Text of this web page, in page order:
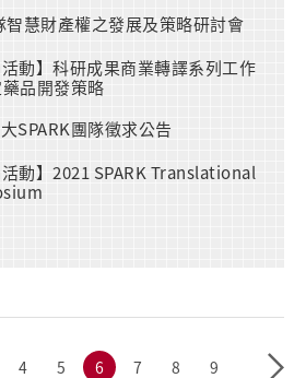
智慧財產權之發展及策略研討會
活動】科研成果商業轉譯系列工作
品開發策略
SPARK團隊徵求公告
活動】2021 SPARK Translational